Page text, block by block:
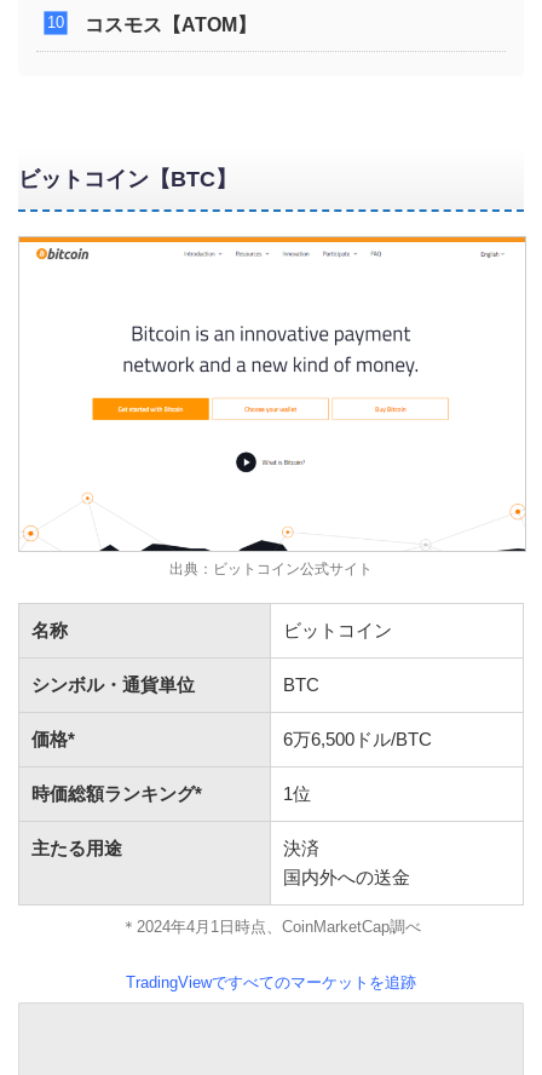
コスモス【ATOM】
ビットコイン【BTC】
出典：ビットコイン公式サイト
名称 ビットコイン
シンボル・通貨単位 BTC
価格* 6万6,500ドル/BTC
時価総額ランキング* 1位
主たる用途
決済
国内外への送金
＊2024年4月1日時点、CoinMarketCap調べ
TradingViewですべてのマーケットを追跡